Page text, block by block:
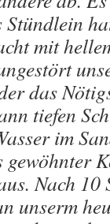
mit
das
tiefen
im
gewöhnter
Nach 10
unserm